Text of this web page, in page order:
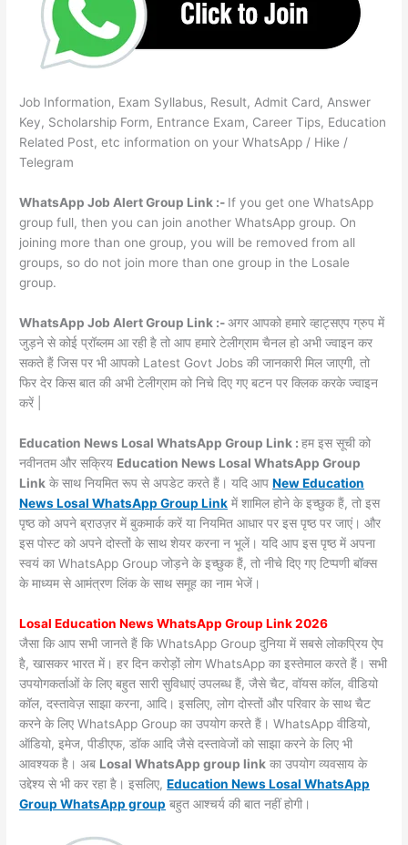
Job Information, Exam Syllabus, Result, Admit Card, Answer
Key, Scholarship Form, Entrance Exam, Career Tips, Education
Related Post, etc information on your WhatsApp / Hike /
Telegram
WhatsApp Job Alert Group Link :- If you get one WhatsApp
group full, then you can join another WhatsApp group. On
joining more than one group, you will be removed from all
groups, so do not join more than one group in the Losale
group.
WhatsApp Job Alert Group Link :-अगर आपको हमारे व्हाट्सएप ग्रुप में
जुड़ने से कोई प्रॉब्लम आ रही है तो आप हमारे टेलीग्राम चैनल हो अभी ज्वाइन कर
सकते हैं जिस पर भी आपको Latest Govt Jobs की जानकारी मिल जाएगी, तो
फिर देर किस बात की अभी टेलीग्राम को निचे दिए गए बटन पर क्लिक करके ज्वाइन
करें |
Education News Losal WhatsApp Group Link :हम इस सूची को
नवीनतम और सक्रिय Education News Losal WhatsApp Group
Link के साथ नियमित रूप से अपडेट करते हैं। यदि आपNew Education
News Losal WhatsApp Group Link में शामिल होने के इच्छुक हैं, तो इस
पृष्ठ को अपने ब्राउज़र में बुकमार्क करें या नियमित आधार पर इस पृष्ठ पर जाएं। और
इस पोस्ट को अपने दोस्तों के साथ शेयर करना न भूलें। यदि आप इस पृष्ठ में अपना
स्वयं का WhatsApp Group जोड़ने के इच्छुक हैं, तो नीचे दिए गए टिप्पणी बॉक्स
के माध्यम से आमंत्रण लिंक के साथ समूह का नाम भेजें।
Losal Education News WhatsApp Group Link 2026
जैसा कि आप सभी जानते हैं कि WhatsApp Group दुनिया में सबसे लोकप्रिय ऐप
है, खासकर भारत में। हर दिन करोड़ों लोग WhatsApp का इस्तेमाल करते हैं। सभी
उपयोगकर्ताओं के लिए बहुत सारी सुविधाएं उपलब्ध हैं, जैसे चैट, वॉयस कॉल, वीडियो
कॉल, दस्तावेज़ साझा करना, आदि। इसलिए, लोग दोस्तों और परिवार के साथ चैट
करने के लिए WhatsApp Group का उपयोग करते हैं। WhatsApp वीडियो,
ऑडियो, इमेज, पीडीएफ, डॉक आदि जैसे दस्तावेजों को साझा करने के लिए भी
आवश्यक है। अब Losal WhatsApp group link का उपयोग व्यवसाय के
उद्देश्य से भी कर रहा है। इसलिए,Education News Losal WhatsApp
Group WhatsApp group बहुत आश्चर्य की बात नहीं होगी।